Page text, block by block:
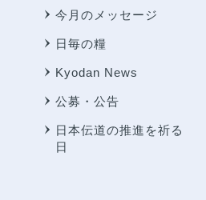
今月のメッセージ
日毎の糧
Kyodan News
公募・公告
日本伝道の推進を祈る
日